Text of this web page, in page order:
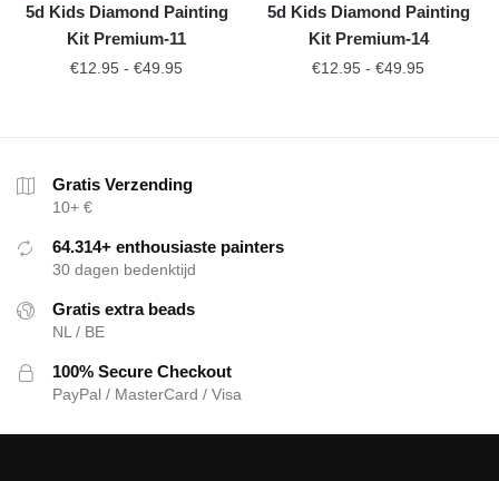
5d Kids Diamond Painting
Kit Premium-11
€12.95 - €49.95
5d Kids Diamond Painting
Kit Premium-14
€12.95 - €49.95
Gratis Verzending
10+ €
64.314+ enthousiaste painters
30 dagen bedenktijd
Gratis extra beads
NL / BE
100% Secure Checkout
PayPal / MasterCard / Visa